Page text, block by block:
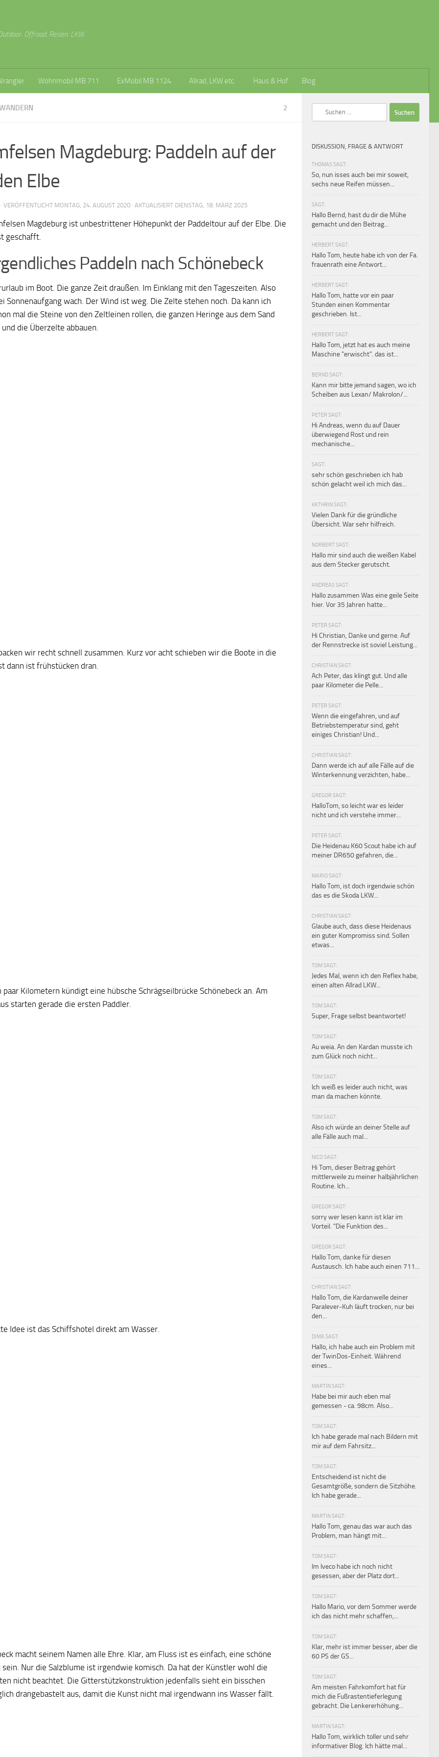
Offroad. Reisen. LKW.
Wohnmobil MB 711 ExMobil MB 1124 Allrad, LKW etc. Haus & Hof Blog
2
Magdeburg: Paddeln auf der
Elbe
· VERÖFFENTLICHT MONTAG, 24. AUGUST 2020 · AKTUALISIERT DIENSTAG, 18. MÄRZ 2025
Magdeburg ist unbestrittener Höhepunkt der Paddeltour auf der Elbe. Die
geschafft.
Paddeln nach Schönebeck
im Boot. Die ganze Zeit draußen. Im Einklang mit den Tageszeiten. Also
Sonnenaufgang wach. Der Wind ist weg. Die Zelte stehen noch. Da kann ich
mal die Steine von den Zeltleinen rollen, die ganzen Heringe aus dem Sand
die Überzelte abbauen.
wir recht schnell zusammen. Kurz vor acht schieben wir die Boote in die
dann ist frühstücken dran.
paar Kilometern kündigt eine hübsche Schrägseilbrücke Schönebeck an. Am
starten gerade die ersten Paddler.
Idee ist das Schiffshotel direkt am Wasser.
macht seinem Namen alle Ehre. Klar, am Fluss ist es einfach, eine schöne
sein. Nur die Salzblume ist irgendwie komisch. Da hat der Künstler wohl die
nicht beachtet. Die Gitterstützkonstruktion jedenfalls sieht ein bisschen
drangebastelt aus, damit die Kunst nicht mal irgendwann ins Wasser fällt.
DISKUSSION, FRAGE & ANTWORT
THOMAS SAGT:
So, nun isses auch bei mir soweit,
sechs neue Reifen müssen...
SAGT:
Hallo Bernd, hast du dir die Mühe
gemacht und den Beitrag...
HERBERT SAGT:
Hallo Tom, heute habe ich von der Fa.
frauenrath eine Antwort...
HERBERT SAGT:
Hallo Tom, hatte vor ein paar
Stunden einen Kommentar
geschrieben. Ist...
HERBERT SAGT:
Hallo Tom, jetzt hat es auch meine
Maschine "erwischt". das ist...
BERND SAGT:
Kann mir bitte jemand sagen, wo ich
Scheiben aus Lexan/ Makrolon/...
PETER SAGT:
Hi Andreas, wenn du auf Dauer
überwiegend Rost und rein
mechanische...
SAGT:
sehr schön geschrieben ich hab
schön gelacht weil ich mich das...
KATHRIN SAGT:
Vielen Dank für die gründliche
Übersicht. War sehr hilfreich.
NORBERT SAGT:
Hallo mir sind auch die weißen Kabel
aus dem Stecker gerutscht.
ANDREAS SAGT:
Hallo zusammen Was eine geile Seite
hier. Vor 35 Jahren hatte...
PETER SAGT:
Hi Christian, Danke und gerne. Auf
der Rennstrecke ist soviel Leistung...
CHRISTIAN SAGT:
Ach Peter, das klingt gut. Und alle
paar Kilometer die Pelle...
PETER SAGT:
Wenn die eingefahren, und auf
Betriebstemperatur sind, geht
einiges Christian! Und...
CHRISTIAN SAGT:
Dann werde ich auf alle Fälle auf die
Winterkennung verzichten, habe...
GREGOR SAGT:
HalloTom, so leicht war es leider
nicht und ich verstehe immer...
PETER SAGT:
Die Heidenau K60 Scout habe ich auf
meiner DR650 gefahren, die...
MARIO SAGT:
Hallo Tom, ist doch irgendwie schön
das es die Skoda LKW...
CHRISTIAN SAGT:
Glaube auch, dass diese Heidenaus
ein guter Kompromiss sind. Sollen
etwas...
TOM SAGT:
Jedes Mal, wenn ich den Reflex habe,
einen alten Allrad LKW...
TOM SAGT:
Super, Frage selbst beantwortet!
TOM SAGT:
Au weia. An den Kardan musste ich
zum Glück noch nicht...
TOM SAGT:
Ich weiß es leider auch nicht, was
man da machen könnte.
TOM SAGT:
Also ich würde an deiner Stelle auf
alle Fälle auch mal...
NICO SAGT:
Hi Tom, dieser Beitrag gehört
mittlerweile zu meiner halbjährlichen
Routine. Ich...
GREGOR SAGT:
sorry wer lesen kann ist klar im
Vorteil. "Die Funktion des...
GREGOR SAGT:
Hallo Tom, danke für diesen
Austausch. Ich habe auch einen 711...
CHRISTIAN SAGT:
Hallo Tom, die Kardanwelle deiner
Paralever-Kuh läuft trocken, nur bei
den...
DIMA SAGT:
Hallo, ich habe auch ein Problem mit
der TwinDos-Einheit. Während
eines...
MARTIN SAGT:
Habe bei mir auch eben mal
gemessen - ca. 98cm. Also...
TOM SAGT:
Ich habe gerade mal nach Bildern mit
mir auf dem Fahrsitz...
TOM SAGT:
Entscheidend ist nicht die
Gesamtgröße, sondern die Sitzhöhe.
Ich habe gerade...
MARTIN SAGT:
Hallo Tom, genau das war auch das
Problem, man hängt mit...
TOM SAGT:
Im Iveco habe ich noch nicht
gesessen, aber der Platz dort...
TOM SAGT:
Hallo Mario, vor dem Sommer werde
ich das nicht mehr schaffen,...
TOM SAGT:
Klar, mehr ist immer besser, aber die
60 PS der GS...
TOM SAGT:
Am meisten Fahrkomfort hat für
mich die Fußrastentieferlegung
gebracht. Die Lenkererhöhung...
MARTIN SAGT:
Hallo Tom, wirklich toller und sehr
informativer Blog. Ich hätte mal...